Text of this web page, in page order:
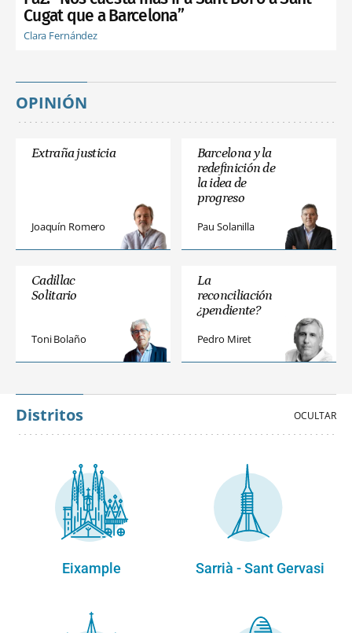
Cugat que a Barcelona”
Clara Fernández
OPINIÓN
Extraña justicia
Joaquín Romero
Barcelona y la
redefinición de
la idea de
progreso
Pau Solanilla
Cadillac
Solitario
Toni Bolaño
La
reconciliación
¿pendiente?
Pedro Miret
Distritos
Eixample Sarrià - Sant Gervasi